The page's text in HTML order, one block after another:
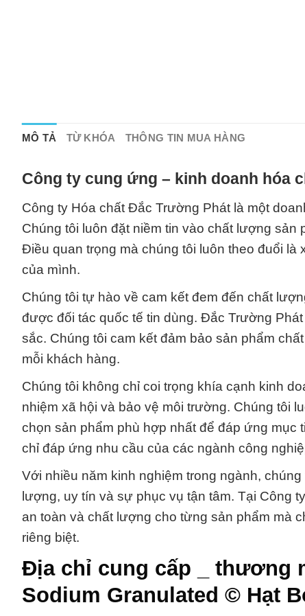
MÔ TẢ TỪ KHÓA THÔNG TIN MUA HÀNG
Công ty cung ứng – kinh doanh hóa
Công ty Hóa chất Đắc Trường Phát là một
Chúng tôi luôn đặt niềm tin vào chất lượng
Điều quan trọng mà chúng tôi luôn theo đuổi
của mình.
Chúng tôi tự hào về cam kết đem đến chất
được đối tác quốc tế tin dùng. Đắc Trường
sắc. Chúng tôi cam kết đảm bảo sản phẩm
mỗi khách hàng.
Chúng tôi không chỉ coi trọng khía cạnh kinh
nhiệm xã hội và bảo vệ môi trường. Chúng tôi
chọn sản phẩm phù hợp nhất để đáp ứng mục
chỉ đáp ứng nhu cầu của các ngành công
Với nhiều năm kinh nghiệm trong ngành,
lượng, uy tín và sự phục vụ tận tâm. Tại Công
an toàn và chất lượng cho từng sản phẩm mà
riêng biệt.
Địa chỉ cung cấp _ thương
Sodium Granulated © Hạt